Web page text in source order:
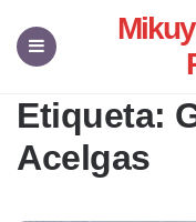
Etiqueta:
Acelgas